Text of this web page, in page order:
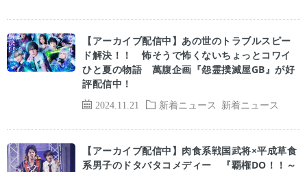
2024.11.21 新着ニュース 新着ニュース
【アーカイブ配信中】あの世のトラブルスピー
ド解決！！ 怖そうで怖くないちょっとコワイ
ひと夏の物語 萬腹企画『怨霊撲滅屋GB』が好
評配信中！
【アーカイブ配信中】肉食系戦国武将×平成草食
系男子のドタバタコメディー 『覇権DO！！～